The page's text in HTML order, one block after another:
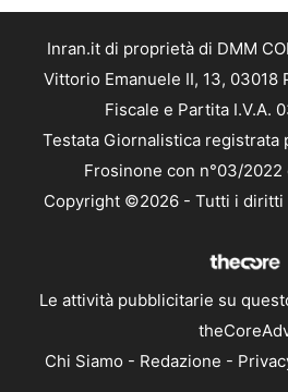
Inran.it di proprietà di DMM
Vittorio Emanuele II, 13, 03018
Fiscale e Partita I.V.A.
Testata Giornalistica registrata
Frosinone con n°03/
Copyright ©2026 - Tutti i diritti
Le attività pubblicitarie su
Chi Siamo - Redazione -